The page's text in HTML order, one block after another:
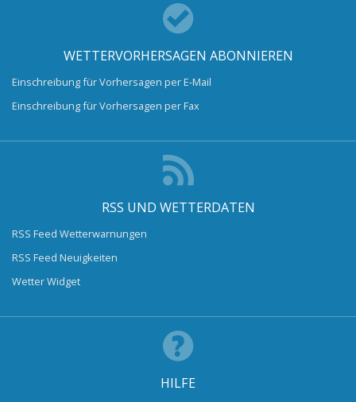
WETTERVORHERSAGEN ABONNIEREN
Einschreibung für Vorhersagen per E-Mail
Einschreibung für Vorhersagen per Fax
RSS UND WETTERDATEN
RSS Feed Wetterwarnungen
RSS Feed Neuigkeiten
Wetter Widget
HILFE